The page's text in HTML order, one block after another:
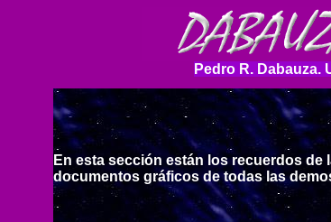
Pedro R. Dabauza.
En esta sección están los recuerdos
documentos gráficos de todas las